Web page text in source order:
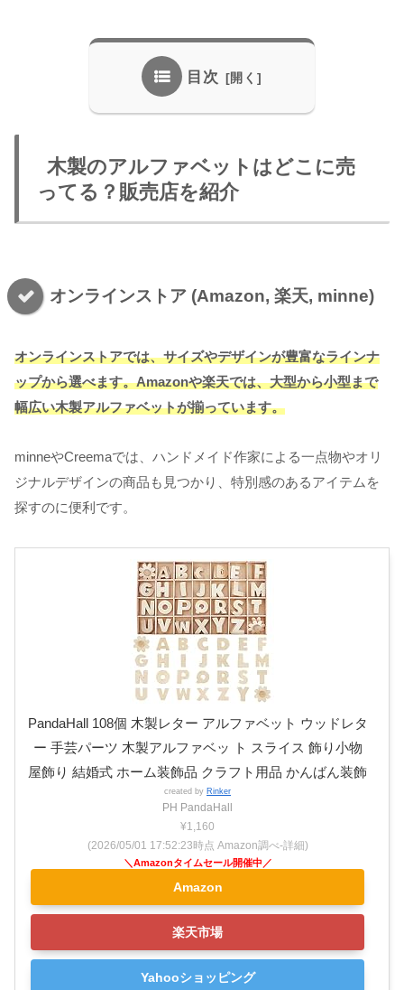
目次
木製のアルファベットはどこに売
ってる？販売店を紹介
オンラインストア (Amazon, 楽天, minne)
オンラインストアでは、サイズやデザインが豊富なラインナ
ップから選べます。Amazonや楽天では、大型から小型まで
幅広い木製アルファベットが揃っています。
minneやCreemaでは、ハンドメイド作家による一点物やオリ
ジナルデザインの商品も見つかり、特別感のあるアイテムを
探すのに便利です。
PandaHall 108個 木製レター アルファベット ウッドレタ
ー 手芸パーツ 木製アルファベッ ト スライス 飾り小物
屋飾り 結婚式 ホーム装飾品 クラフト用品 かんばん装飾
created by Rinker
PH PandaHall
¥1,160
(2026/05/01 17:52:23時点 Amazon調べ-詳細)
Amazon
楽天市場
Yahooショッピング